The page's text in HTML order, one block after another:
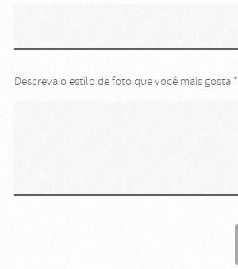
Descreva o estilo de foto que você mais gosta *